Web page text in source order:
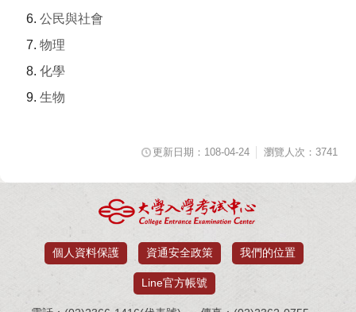
公民與社會
物理
化學
生物
更新日期：108-04-24 瀏覽人次：3741
個人資料保護 資通安全政策 我們的位置
Line官方帳號